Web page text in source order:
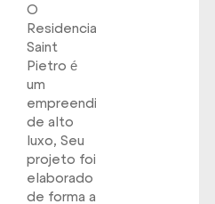
O
Residencial
Saint
Pietro é
um
empreendimento
de alto
luxo, Seu
projeto foi
elaborado
de forma a